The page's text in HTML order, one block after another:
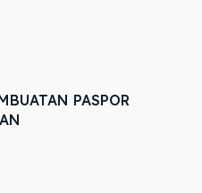
PASPOR